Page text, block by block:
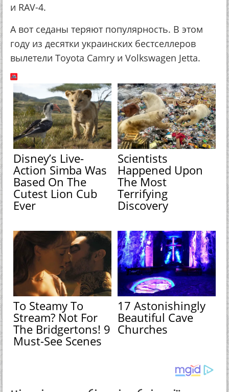
и RAV-4.
А вот седаны теряют популярность. В этом
году из десятки украинских бестселлеров
вылетели Toyota Camry и Volkswagen Jetta.
Disney’s Live-
Action Simba Was
Based On The
Cutest Lion Cub
Ever
Scientists
Happened Upon
The Most
Terrifying
Discovery
To Steamy To
Stream? Not For
The Bridgertons! 9
Must-See Scenes
17 Astonishingly
Beautiful Cave
Churches